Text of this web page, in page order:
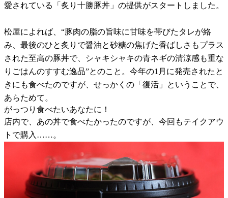
愛されている「炙り十勝豚丼」の提供がスタートしました。
松屋によれば、“豚肉の脂の旨味に甘味を帯びたタレが絡
み、最後のひと炙りで醤油と砂糖の焦げた香ばしさもプラス
された至高の豚丼で、シャキシャキの青ネギの清涼感も重な
りごはんのすすむ逸品”とのこと。今年の1月に発売されたと
きにも食べたのですが、せっかくの「復活」ということで、
あらためて。
がっつり食べたいあなたに！
店内で、あの丼で食べたかったのですが、今回もテイクアウ
トで購入……。